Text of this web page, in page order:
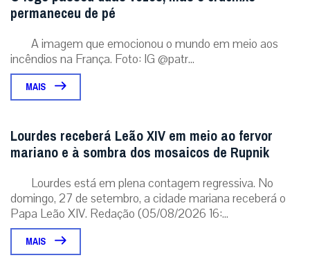
permaneceu de pé
A imagem que emocionou o mundo em meio aos
incêndios na França. Foto: IG @patr...
MAIS
Lourdes receberá Leão XIV em meio ao fervor
mariano e à sombra dos mosaicos de Rupnik
Lourdes está em plena contagem regressiva. No
domingo, 27 de setembro, a cidade mariana receberá o
Papa Leão XIV. Redação (05/08/2026 16:...
MAIS